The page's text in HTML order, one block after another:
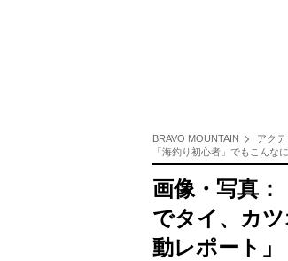
BRAVO MOUNTAIN
アクテ
「海釣り初心者」でもこんな
画像・写真
でタイ、カ
動レポート」